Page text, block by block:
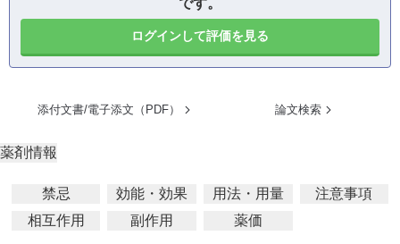
です。
ログインして評価を見る
添付文書/電子添文（PDF） 論文検索
薬剤情報
禁忌 効能・効果 用法・用量
注意事項
相互作用
副作用 薬価